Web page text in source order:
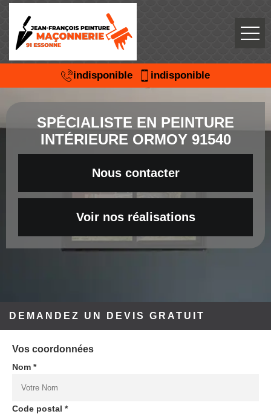
indisponible indisponible
SPÉCIALISTE EN PEINTURE
INTÉRIEURE ORMOY 91540
Nous contacter
Voir nos réalisations
DEMANDEZ UN DEVIS GRATUIT
Vos coordonnées
Nom *
Code postal *